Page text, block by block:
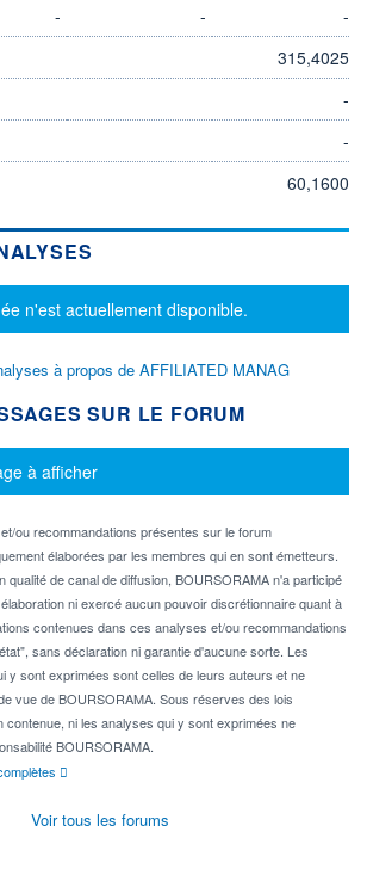
- -
-
315,4025
-
-
60,1600
n'est actuellement disponible.
à propos de AFFILIATED MANAG
SUR LE FORUM
à afficher
ou recommandations présentes sur le forum
élaborées par les membres qui en sont émetteurs.
qualité de canal de diffusion, BOURSORAMA n'a participé
ni exercé aucun pouvoir discrétionnaire quant à
contenues dans ces analyses et/ou recommandations
sans déclaration ni garantie d'aucune sorte. Les
y sont exprimées sont celles de leurs auteurs et ne
vue de BOURSORAMA. Sous réserves des lois
contenue, ni les analyses qui y sont exprimées ne
BOURSORAMA.
Voir tous les forums